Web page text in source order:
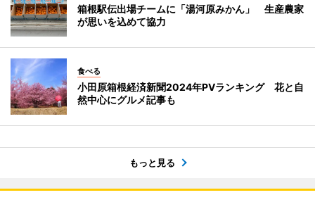
箱根駅伝出場チームに「湯河原みかん」 生産農家
が思いを込めて協力
食べる
小田原箱根経済新聞2024年PVランキング 花と自
然中心にグルメ記事も
もっと見る